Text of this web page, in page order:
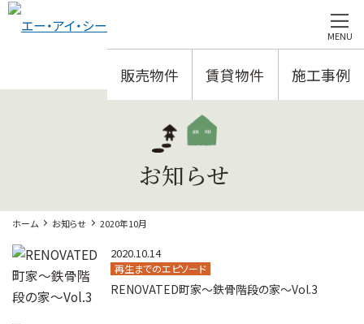
MENU
販売物件 賃貸物件 施工事例
お知らせ
ホーム お知らせ 2020年10月
2020.10.14
再生までのエピソード
RENOVATED町家～鉄骨階段の家～Vol.3